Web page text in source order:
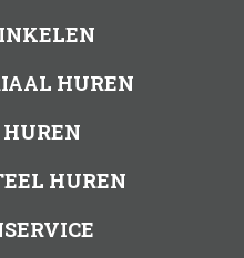
HUREN
HUREN